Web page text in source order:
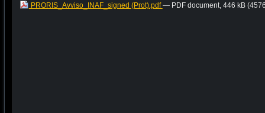
PRORIS_Avviso_INAF_signed (Prot).pdf— PDF document, 446 kB